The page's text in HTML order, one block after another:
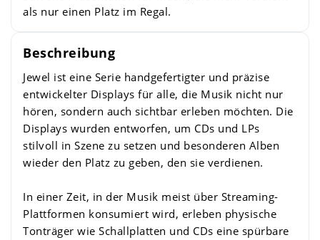
als nur einen Platz im Regal.
Beschreibung
Jewel ist eine Serie handgefertigter und präzise
entwickelter Displays für alle, die Musik nicht nur
hören, sondern auch sichtbar erleben möchten. Die
Displays wurden entworfen, um CDs und LPs
stilvoll in Szene zu setzen und besonderen Alben
wieder den Platz zu geben, den sie verdienen.
In einer Zeit, in der Musik meist über Streaming-
Plattformen konsumiert wird, erleben physische
Tonträger wie Schallplatten und CDs eine spürbare